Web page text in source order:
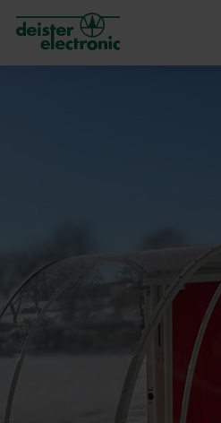
deister